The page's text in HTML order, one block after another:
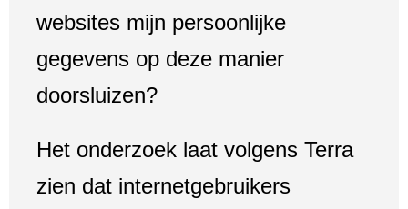
websites mijn persoonlijke
gegevens op deze manier
doorsluizen?
Het onderzoek laat volgens Terra
zien dat internetgebruikers